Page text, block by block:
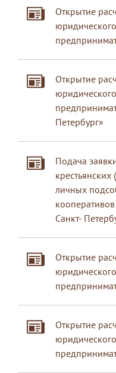
Открытие
Открытие
Петербург»
Подача
личных
Санкт-
Открытие
Открытие